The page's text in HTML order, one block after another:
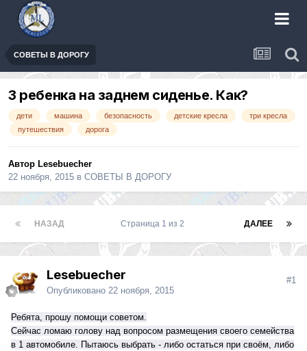
СОВЕТЫ В ДОРОГУ
3 ребенка на заднем сиденье. Как?
дети машина безопасность детские кресла
три кресла
путешествия
дорога
Автор Lesebuecher
22 ноября, 2015 в СОВЕТЫ В ДОРОГУ
НАЗАД ДАЛЕЕ
Страница 1 из 2
Lesebuecher
Опубликовано 22 ноября, 2015
#1
Ребята, прошу помощи советом.
Сейчас ломаю голову над вопросом размещения своего семейства
в 1 автомобиле. Пытаюсь выбрать - либо остаться при своём, либо